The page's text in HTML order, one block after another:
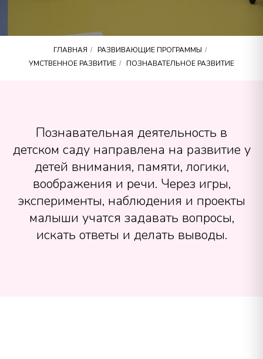
ГЛАВНАЯ / РАЗВИВАЮЩИЕ ПРОГРАММЫ /
УМСТВЕННОЕ РАЗВИТИЕ / ПОЗНАВАТЕЛЬНОЕ РАЗВИТИЕ
Познавательная деятельность в
детском саду направлена на развитие у
детей внимания, памяти, логики,
воображения и речи. Через игры,
эксперименты, наблюдения и проекты
малыши учатся задавать вопросы,
искать ответы и делать выводы.